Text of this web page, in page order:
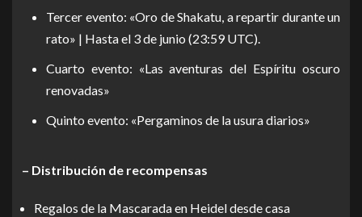
Tercer evento: «Oro de Shakatu, a repartir durante un
rato» | Hasta el 3 de junio (23:59 UTC).
Cuarto evento: «Las aventuras del Espíritu oscuro
renovadas»
Quinto evento: «Pergaminos de la usura diarios»
– Distribución de recompensas
Regalos de la Mascarada en Heidel desde casa